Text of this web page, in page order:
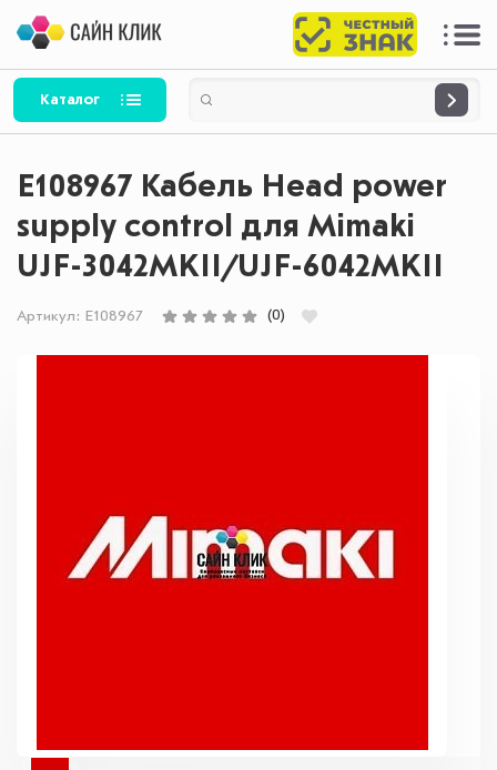
Каталог
E108967 Кабель Head power
supply control для Mimaki
UJF-3042MKII/UJF-6042MKII
Артикул: E108967 (0)